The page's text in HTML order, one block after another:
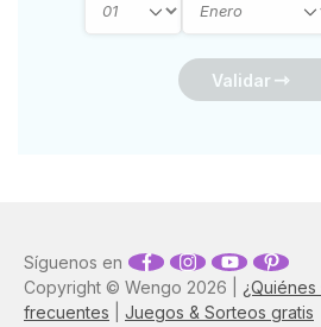
Validar
Copyright © Wengo 2026 | ¿Quiénes
frecuentes
Juegos & Sorteos gratis
Síguenos en